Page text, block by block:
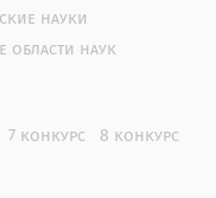
науки
области наук
7 конкурс
8 конкурс